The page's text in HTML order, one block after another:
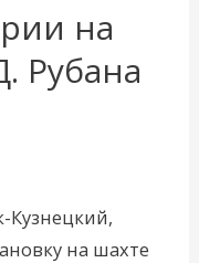
на
Рубана
Кузнецкий,
на шахте